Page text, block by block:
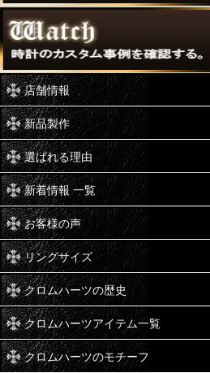
店舗情報
新品製作
選ばれる理由
新着情報 一覧
お客様の声
リングサイズ
クロムハーツの歴史
クロムハーツアイテム一覧
クロムハーツのモチーフ